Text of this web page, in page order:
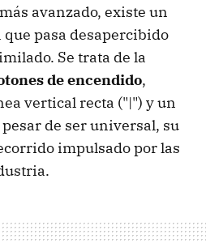
avanzado, existe un
pasa desapercibido
Se trata de la
de encendido,
vertical recta ("|") y un
de ser universal, su
impulsado por las